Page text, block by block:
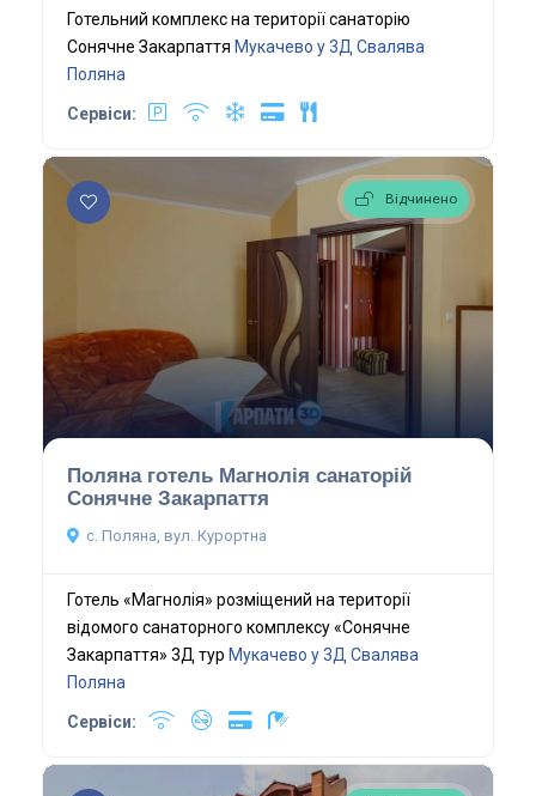
Готельний комплекс на території санаторію
Сонячне Закарпаття Мукачево у 3Д Свалява
Поляна
Сервіси:
Відчинено
Поляна готель Магнолія санаторій
Сонячне Закарпаття
с. Поляна, вул. Курортна
Готель «Магнолія» розміщений на території
відомого санаторного комплексу «Сонячне
Закарпаття» 3Д тур Мукачево у 3Д Свалява
Поляна
Сервіси: